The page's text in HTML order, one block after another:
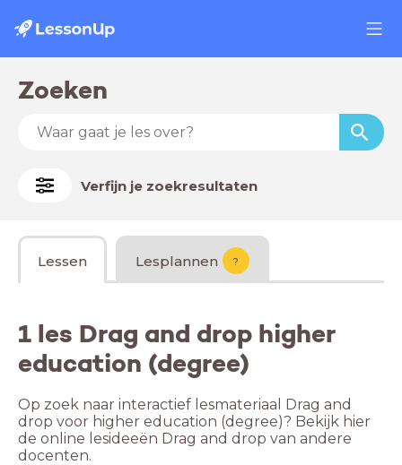
Zoeken
Verfijn je zoekresultaten
Lessen Lesplannen ?
1 les Drag and drop higher
education (degree)
Op zoek naar interactief lesmateriaal Drag and
drop voor higher education (degree)? Bekijk hier
de online lesideeën Drag and drop van andere
docenten.